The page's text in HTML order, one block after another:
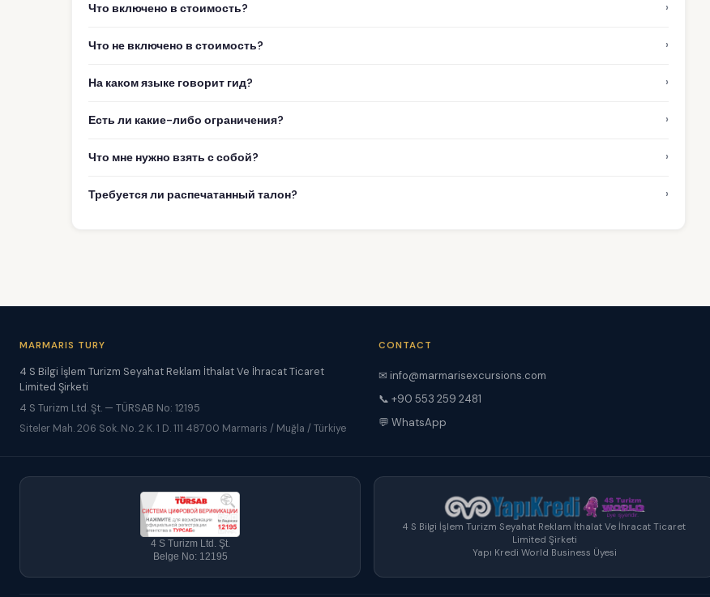
Что включено в стоимость? ›
Что не включено в стоимость? ›
На каком языке говорит гид? ›
Есть ли какие-либо ограничения? ›
Что мне нужно взять с собой? ›
Требуется ли распечатанный талон? ›
MARMARIS TURY
4 S Bilgi İşlem Turizm Seyahat Reklam İthalat Ve İhracat Ticaret
Limited Şirketi
4 S Turizm Ltd. Şt. — TÜRSAB No: 12195
Siteler Mah. 206 Sok. No. 2 K. 1 D. 111 48700 Marmaris / Muğla / Türkiye
CONTACT
✉ info@marmarisexcursions.com
📞 +90 553 259 2481
💬 WhatsApp
4 S Turizm Ltd. Şt.
Belge No: 12195
4 S Bilgi İşlem Turizm Seyahat Reklam İthalat Ve İhracat Ticaret
Limited Şirketi
Yapı Kredi World Business Üyesi